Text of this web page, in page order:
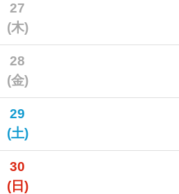
27
(木)
28
(金)
29
(土)
30
(日)